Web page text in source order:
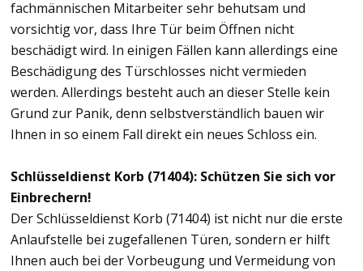
fachmännischen Mitarbeiter sehr behutsam und
vorsichtig vor, dass Ihre Tür beim Öffnen nicht
beschädigt wird. In einigen Fällen kann allerdings eine
Beschädigung des Türschlosses nicht vermieden
werden. Allerdings besteht auch an dieser Stelle kein
Grund zur Panik, denn selbstverständlich bauen wir
Ihnen in so einem Fall direkt ein neues Schloss ein.
Schlüsseldienst Korb (71404): Schützen Sie sich vor
Einbrechern!
Der Schlüsseldienst Korb (71404) ist nicht nur die erste
Anlaufstelle bei zugefallenen Türen, sondern er hilft
Ihnen auch bei der Vorbeugung und Vermeidung von